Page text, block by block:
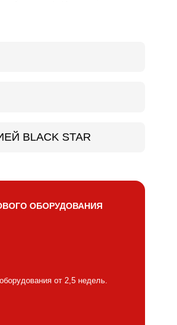
BLACK STAR
ОБОРУДОВАНИЯ
от 2,5 недель.